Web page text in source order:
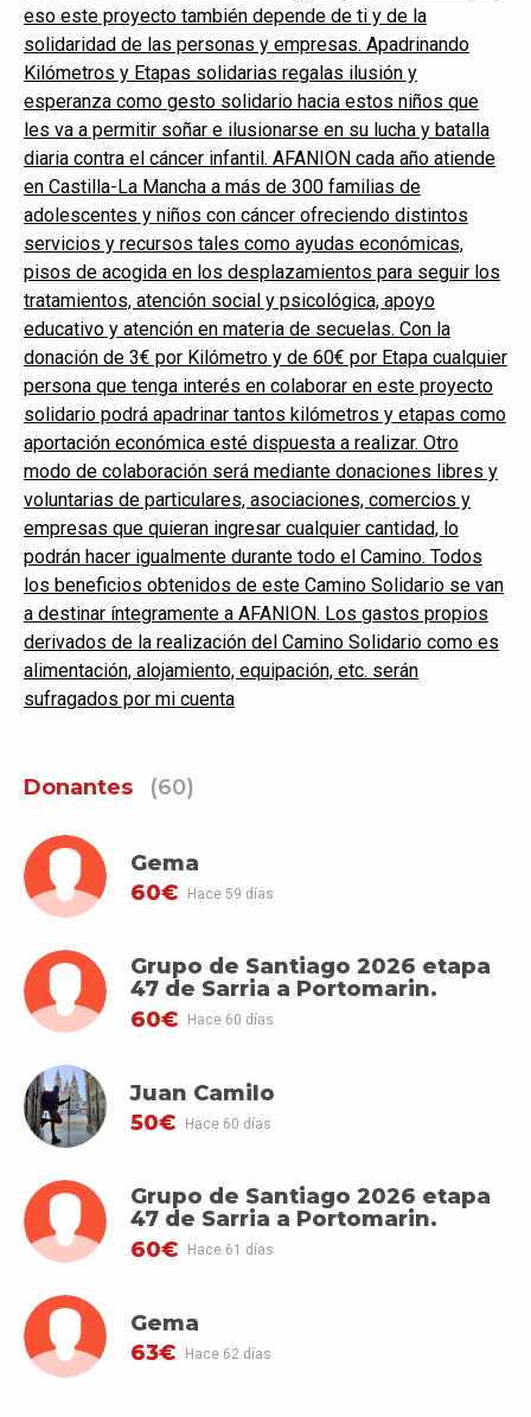
eso este proyecto también depende de ti y de la
solidaridad de las personas y empresas. Apadrinando
Kilómetros y Etapas solidarias regalas ilusión y
esperanza como gesto solidario hacia estos niños que
les va a permitir soñar e ilusionarse en su lucha y batalla
diaria contra el cáncer infantil. AFANION cada año atiende
en Castilla-La Mancha a más de 300 familias de
adolescentes y niños con cáncer ofreciendo distintos
servicios y recursos tales como ayudas económicas,
pisos de acogida en los desplazamientos para seguir los
tratamientos, atención social y psicológica, apoyo
educativo y atención en materia de secuelas. Con la
donación de 3€ por Kilómetro y de 60€ por Etapa cualquier
persona que tenga interés en colaborar en este proyecto
solidario podrá apadrinar tantos kilómetros y etapas como
aportación económica esté dispuesta a realizar. Otro
modo de colaboración será mediante donaciones libres y
voluntarias de particulares, asociaciones, comercios y
empresas que quieran ingresar cualquier cantidad, lo
podrán hacer igualmente durante todo el Camino. Todos
los beneficios obtenidos de este Camino Solidario se van
a destinar íntegramente a AFANION. Los gastos propios
derivados de la realización del Camino Solidario como es
alimentación, alojamiento, equipación, etc. serán
sufragados por mi cuenta
Donantes (60)
Gema
60€
Hace 59 días
Grupo de Santiago 2026 etapa
47 de Sarria a Portomarin.
60€
Hace 60 días
Juan Camilo
50€
Hace 60 días
Grupo de Santiago 2026 etapa
47 de Sarria a Portomarin.
60€
Hace 61 días
Gema
63€
Hace 62 días